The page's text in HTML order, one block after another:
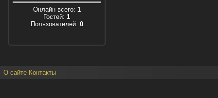
Онлайн всего: 1
Гостей: 1
Пользователей: 0
О сайте Контакты